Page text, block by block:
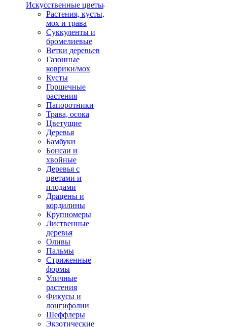
Искусственные цветы
Растения, кусты,
мох и трава
Суккуленты и
бромелиевые
Ветки деревьев
Газонные
коврики/мох
Кусты
Горшечные
растения
Папоротники
Трава, осока
Цветущие
Деревья
Бамбуки
Бонсаи и
хвойные
Деревья с
цветами и
плодами
Драцены и
кордилины
Крупномеры
Лиственные
деревья
Оливы
Пальмы
Стриженные
формы
Уличные
растения
Фикусы и
лонгифолии
Шеффлеры
Экзотические